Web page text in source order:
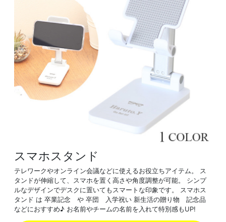
スマホスタンド
テレワークやオンライン会議などに使えるお役立ちアイテム。 ス
タンドが伸縮して、スマホを置く高さや角度調整が可能。 シンプ
ルなデザインでデスクに置いてもスマートな印象です。 スマホス
タンド は 卒業記念 や 卒団 入学祝い 新生活の贈り物 記念品
などにおすすめ♪ お名前やチームの名前を入れて特別感もUP!